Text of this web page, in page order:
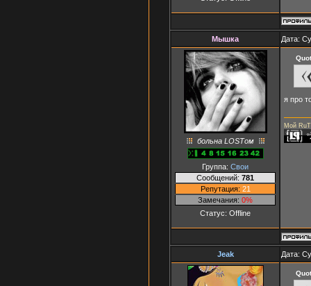
Мышка Дата:
больна LOSTом
Группа: Свои
Сообщений: 781
Репутация: 21
Замечания: 0%
Статус: Offline
я про
Мой
Jeak Дата: